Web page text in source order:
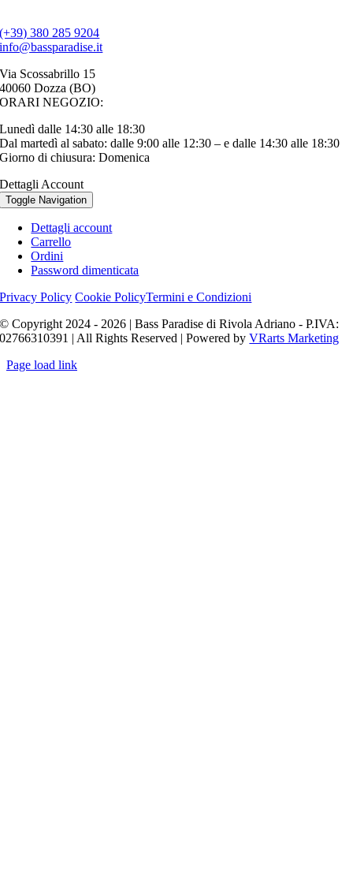
(+39) 380 285 9204
info@bassparadise.it
Via Scossabrillo 15
40060 Dozza (BO)
ORARI NEGOZIO:
Lunedì dalle 14:30 alle 18:30
Dal martedì al sabato: dalle 9:00 alle 12:30 – e dalle 14:30 alle 18:30
Giorno di chiusura: Domenica
Dettagli Account
Toggle Navigation
Dettagli account
Carrello
Ordini
Password dimenticata
Privacy Policy Cookie PolicyTermini e Condizioni
© Copyright 2024 - 2026 | Bass Paradise di Rivola Adriano - P.IVA:
02766310391 | All Rights Reserved | Powered byVRarts Marketing
Page load link